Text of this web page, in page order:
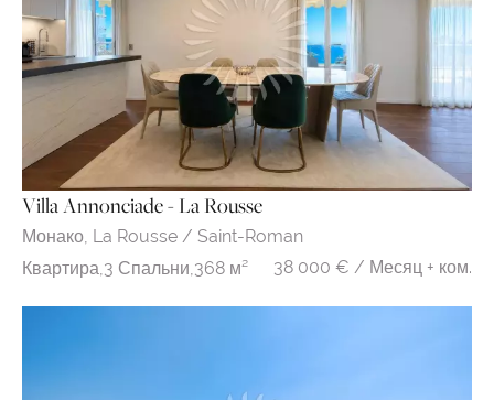
Villa Annonciade - La Rousse
Монако, La Rousse / Saint-Roman
Квартира, 3 Спальни, 368 м² 38 000 € / Месяц + ком.